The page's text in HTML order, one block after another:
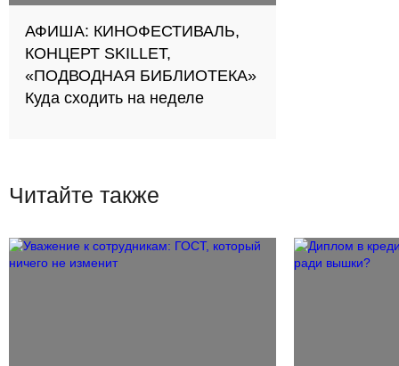
АФИША: КИНОФЕСТИВАЛЬ,
КОНЦЕРТ SKILLET,
«ПОДВОДНАЯ БИБЛИОТЕКА»
Куда сходить на неделе
Читайте также